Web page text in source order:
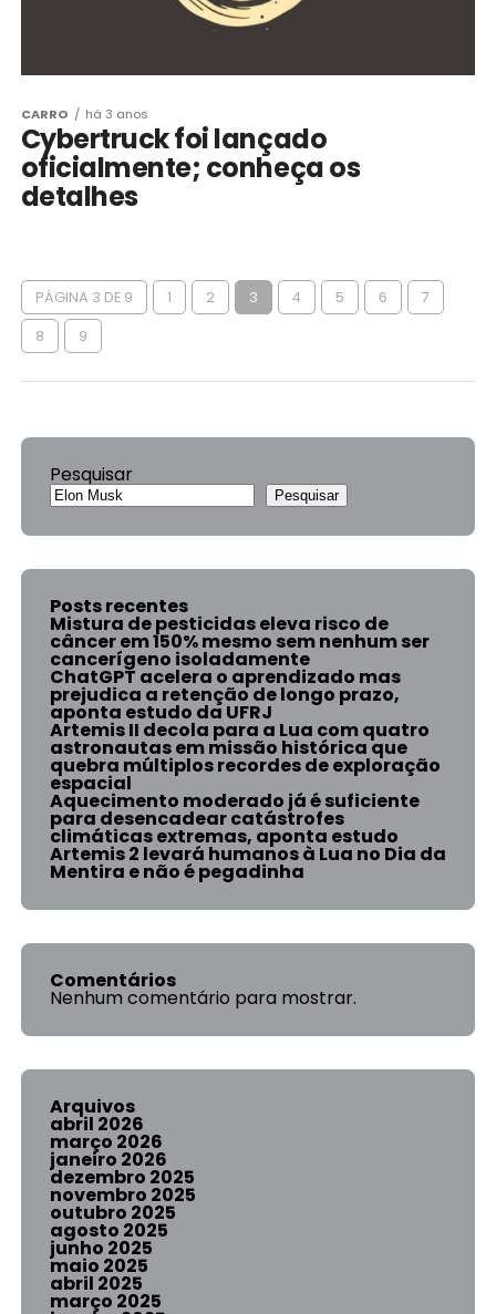
CARRO há 3 anos
Cybertruck foi lançado
oficialmente; conheça os
detalhes
PÁGINA 3 DE 9 1 2 3 4 5 6 7
8 9
Pesquisar
Pesquisar
Posts recentes
Mistura de pesticidas eleva risco de
câncer em 150% mesmo sem nenhum ser
cancerígeno isoladamente
ChatGPT acelera o aprendizado mas
prejudica a retenção de longo prazo,
aponta estudo da UFRJ
Artemis II decola para a Lua com quatro
astronautas em missão histórica que
quebra múltiplos recordes de exploração
espacial
Aquecimento moderado já é suficiente
para desencadear catástrofes
climáticas extremas, aponta estudo
Artemis 2 levará humanos à Lua no Dia da
Mentira e não é pegadinha
Comentários
Nenhum comentário para mostrar.
Arquivos
abril 2026
março 2026
janeiro 2026
dezembro 2025
novembro 2025
outubro 2025
agosto 2025
junho 2025
maio 2025
abril 2025
março 2025